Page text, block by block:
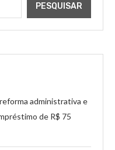
PESQUISAR
administrativa e
de R$ 75